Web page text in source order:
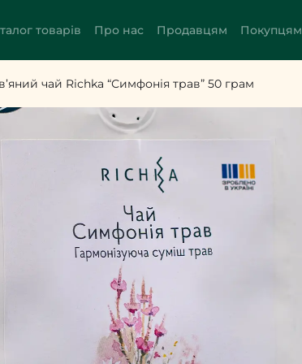
товарів Про нас Продавцям Покупцям
чай Richka “Симфонія трав” 50 грам